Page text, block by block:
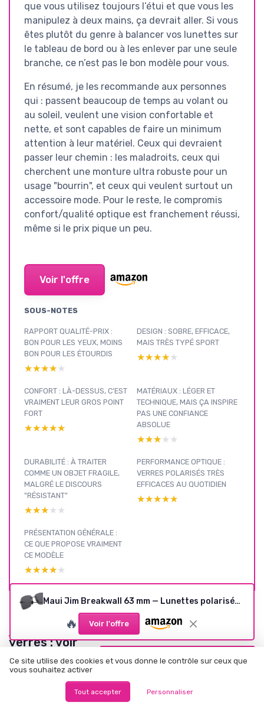
que vous utilisez toujours l’étui et que vous les
manipulez à deux mains, ça devrait aller. Si vous
êtes plutôt du genre à balancer vos lunettes sur
le tableau de bord ou à les enlever par une seule
branche, ce n’est pas le bon modèle pour vous.
En résumé, je les recommande aux personnes
qui : passent beaucoup de temps au volant ou
au soleil, veulent une vision confortable et
nette, et sont capables de faire un minimum
attention à leur matériel. Ceux qui devraient
passer leur chemin : les maladroits, ceux qui
cherchent une monture ultra robuste pour un
usage "bourrin", et ceux qui veulent surtout un
accessoire mode. Pour le reste, le compromis
confort/qualité optique est franchement réussi,
même si le prix pique un peu.
Voir l'offre
SOUS-NOTES
RAPPORT QUALITÉ-PRIX :
BON POUR LES YEUX, MOINS
BON POUR LES ÉTOURDIS
★★★★★
★★★★★
DESIGN : SOBRE, EFFICACE,
MAIS TRÈS TYPÉ SPORT
★★★★★
★★★★★
CONFORT : LÀ-DESSUS, C’EST
VRAIMENT LEUR GROS POINT
FORT
★★★★★
★★★★★
MATÉRIAUX : LÉGER ET
TECHNIQUE, MAIS ÇA INSPIRE
PAS UNE CONFIANCE
ABSOLUE
★★★★★
★★★★★
DURABILITÉ : À TRAITER
COMME UN OBJET FRAGILE,
MALGRÉ LE DISCOURS
"RÉSISTANT"
★★★★★
★★★★★
PERFORMANCE OPTIQUE :
VERRES POLARISÉS TRÈS
EFFICACES AU QUOTIDIEN
★★★★★
★★★★★
PRÉSENTATION GÉNÉRALE :
CE QUE PROPOSE VRAIMENT
CE MODÈLE
★★★★★
★★★★★
verres : voir
nos autres
tests et guides
Voir tous les tests Types de verres →
Maui Jim Breakwall 63 mm — Lunettes polarisées noir
🔥 Voir l'offre
Ce site utilise des cookies et vous donne le contrôle sur ceux que
vous souhaitez activer
Tout accepter Personnaliser